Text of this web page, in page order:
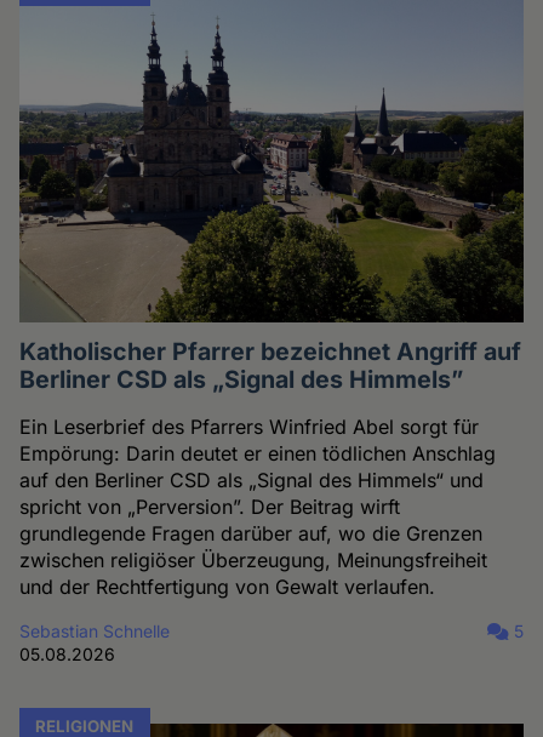
Katholischer Pfarrer bezeichnet Angriff auf
Berliner CSD als „Signal des Himmels”
Ein Leserbrief des Pfarrers Winfried Abel sorgt für
Empörung: Darin deutet er einen tödlichen Anschlag
auf den Berliner CSD als „Signal des Himmels“ und
spricht von „Perversion”. Der Beitrag wirft
grundlegende Fragen darüber auf, wo die Grenzen
zwischen religiöser Überzeugung, Meinungsfreiheit
und der Rechtfertigung von Gewalt verlaufen.
Sebastian Schnelle
05.08.2026
5
RELIGIONEN